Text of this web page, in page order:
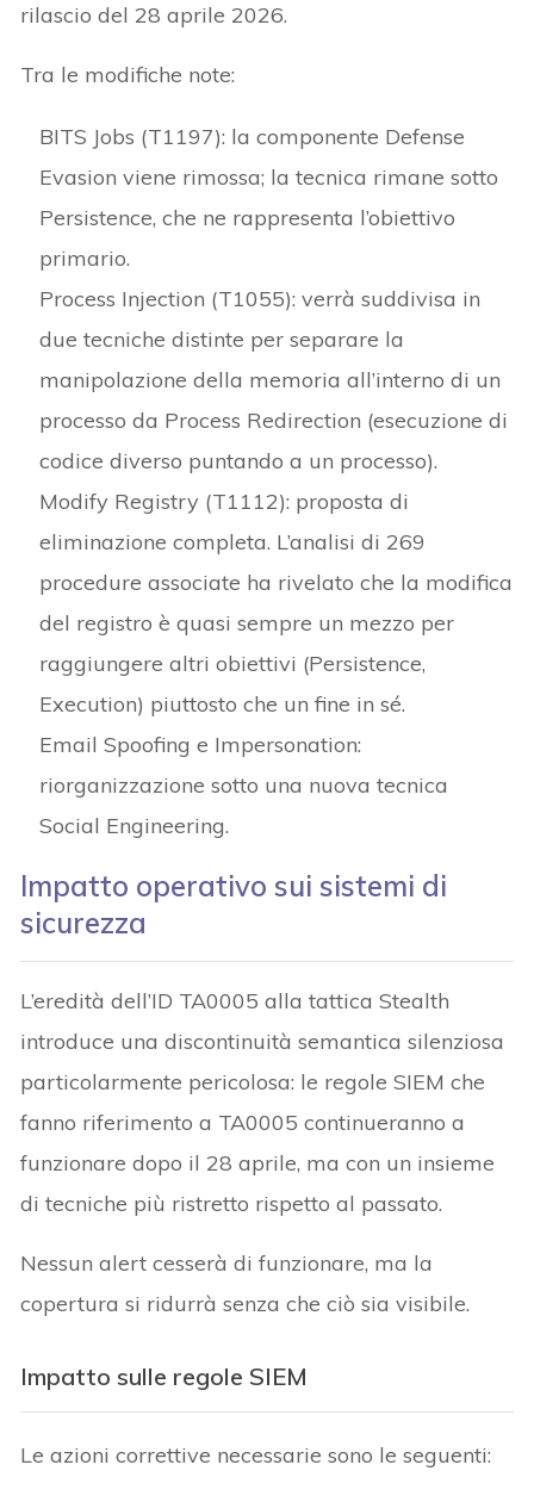
rilascio del 28 aprile 2026.
Tra le modifiche note:
BITS Jobs (T1197): la componente Defense
Evasion viene rimossa; la tecnica rimane sotto
Persistence, che ne rappresenta l’obiettivo
primario.
Process Injection (T1055): verrà suddivisa in
due tecniche distinte per separare la
manipolazione della memoria all’interno di un
processo da Process Redirection (esecuzione di
codice diverso puntando a un processo).
Modify Registry (T1112): proposta di
eliminazione completa. L’analisi di 269
procedure associate ha rivelato che la modifica
del registro è quasi sempre un mezzo per
raggiungere altri obiettivi (Persistence,
Execution) piuttosto che un fine in sé.
Email Spoofing e Impersonation:
riorganizzazione sotto una nuova tecnica
Social Engineering.
Impatto operativo sui sistemi di
sicurezza
L’eredità dell’ID TA0005 alla tattica Stealth
introduce una discontinuità semantica silenziosa
particolarmente pericolosa: le regole SIEM che
fanno riferimento a TA0005 continueranno a
funzionare dopo il 28 aprile, ma con un insieme
di tecniche più ristretto rispetto al passato.
Nessun alert cesserà di funzionare, ma la
copertura si ridurrà senza che ciò sia visibile.
Impatto sulle regole SIEM
Le azioni correttive necessarie sono le seguenti: